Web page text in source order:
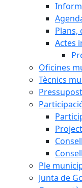
Plans,
Actes
Oficines
Tècnics
Ple
Junta de